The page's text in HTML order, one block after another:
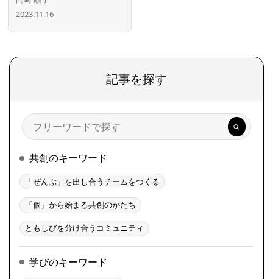
2023.11.16
記事を探す
検
索
共創のキーワード
「ぜんぶ」を出し合うチームをつくる
「個」から始まる共創のかたち
ともしびを分け合うコミュニティ
学びのキーワード